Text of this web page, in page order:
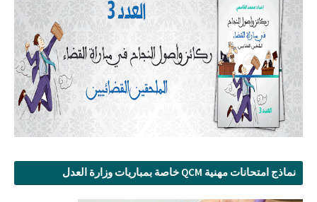
نماذج امتحانات مهنية QCM خاصة بمباريات وزارة العدل